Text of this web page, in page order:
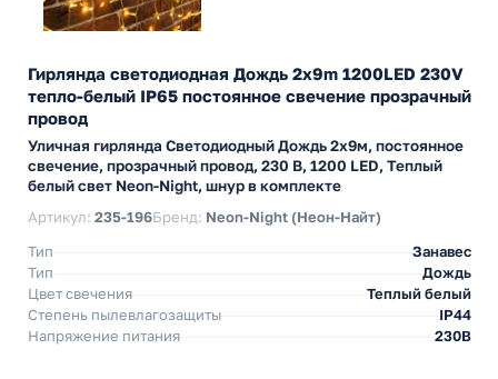
Гирлянда светодиодная Дождь 2x9m 1200LED 230V
тепло-белый IP65 постоянное свечение прозрачный
провод
Уличная гирлянда Светодиодный Дождь 2х9м, постоянное
свечение, прозрачный провод, 230 В, 1200 LED, Теплый
белый свет Neon-Night, шнур в комплекте
Артикул: 235-196Бренд: Neon-Night (Неон-Найт)
Тип
Занавес
Тип
Дождь
Цвет свечения
Теплый белый
Степень пылевлагозащиты
IP44
Напряжение питания
230В